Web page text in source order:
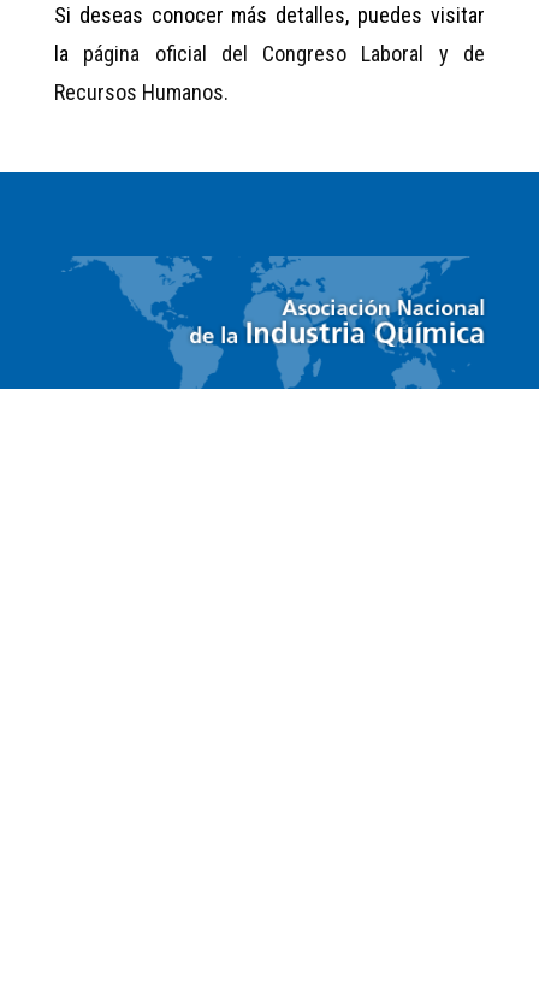
Si deseas conocer más detalles, puedes visitar
la página oficial del Congreso Laboral y de
Recursos Humanos.